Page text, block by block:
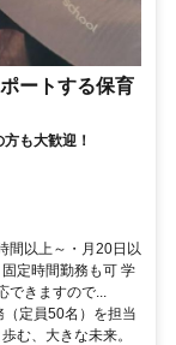
ートする保育
も大歓迎！
間以上～・月20日以
定時間勤務も可 学
きますので...
定員50名）を担当
む、大きな未来。